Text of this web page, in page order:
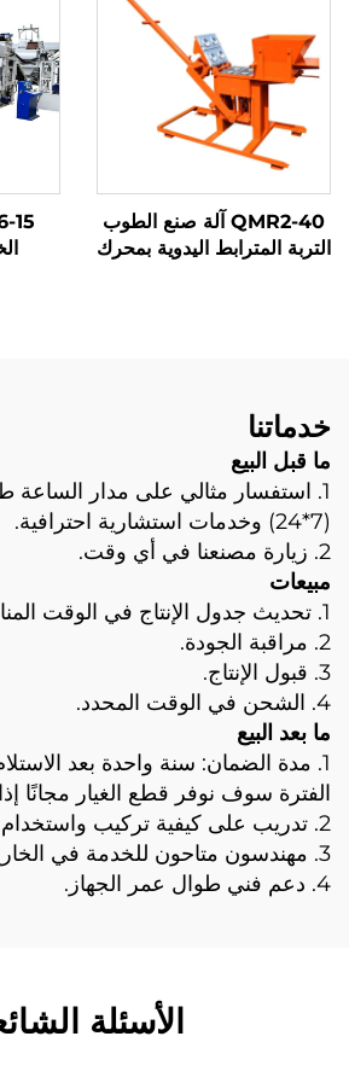
QMR2-40 آلة صنع الطوب
التربة المترابط اليدوية بمحرك
خدماتنا
ما قبل البيع
1. استفسار مثالي على مدار الساعة
(7*24) وخدمات استشارية احترافية.
2. زيارة مصنعنا في أي وقت.
مبيعات
1. تحديث جدول الإنتاج في الوقت المناسب.
2. مراقبة الجودة.
3. قبول الإنتاج.
4. الشحن في الوقت المحدد.
ما بعد البيع
1. مدة الضمان: سنة واحدة بعد
الفترة سوف نوفر قطع الغيار مجانًا
2. تدريب على كيفية تركيب واستخدام الجهاز.
3. مهندسون متاحون للخدمة في الخارج.
4. دعم فني طوال عمر الجهاز.
الأسئلة